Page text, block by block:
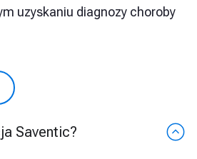
uzyskaniu diagnozy choroby
Saventic?